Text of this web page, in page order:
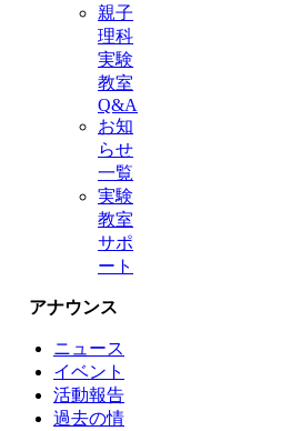
親子
理科
実験
教室
Q&A
お知
らせ
一覧
実験
教室
サポ
ート
アナウンス
ニュース
イベント
活動報告
過去の情